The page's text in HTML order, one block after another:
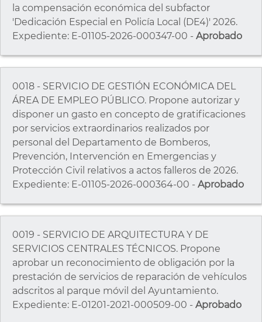
la compensación económica del subfactor
'Dedicación Especial en Policía Local (DE4)' 2026.
Expediente: E-01105-2026-000347-00 - Aprobado
0018 - SERVICIO DE GESTIÓN ECONÓMICA DEL
ÁREA DE EMPLEO PÚBLICO. Propone autorizar y
disponer un gasto en concepto de gratificaciones
por servicios extraordinarios realizados por
personal del Departamento de Bomberos,
Prevención, Intervención en Emergencias y
Protección Civil relativos a actos falleros de 2026.
Expediente: E-01105-2026-000364-00 - Aprobado
0019 - SERVICIO DE ARQUITECTURA Y DE
SERVICIOS CENTRALES TÉCNICOS. Propone
aprobar un reconocimiento de obligación por la
prestación de servicios de reparación de vehículos
adscritos al parque móvil del Ayuntamiento.
Expediente: E-01201-2021-000509-00 - Aprobado